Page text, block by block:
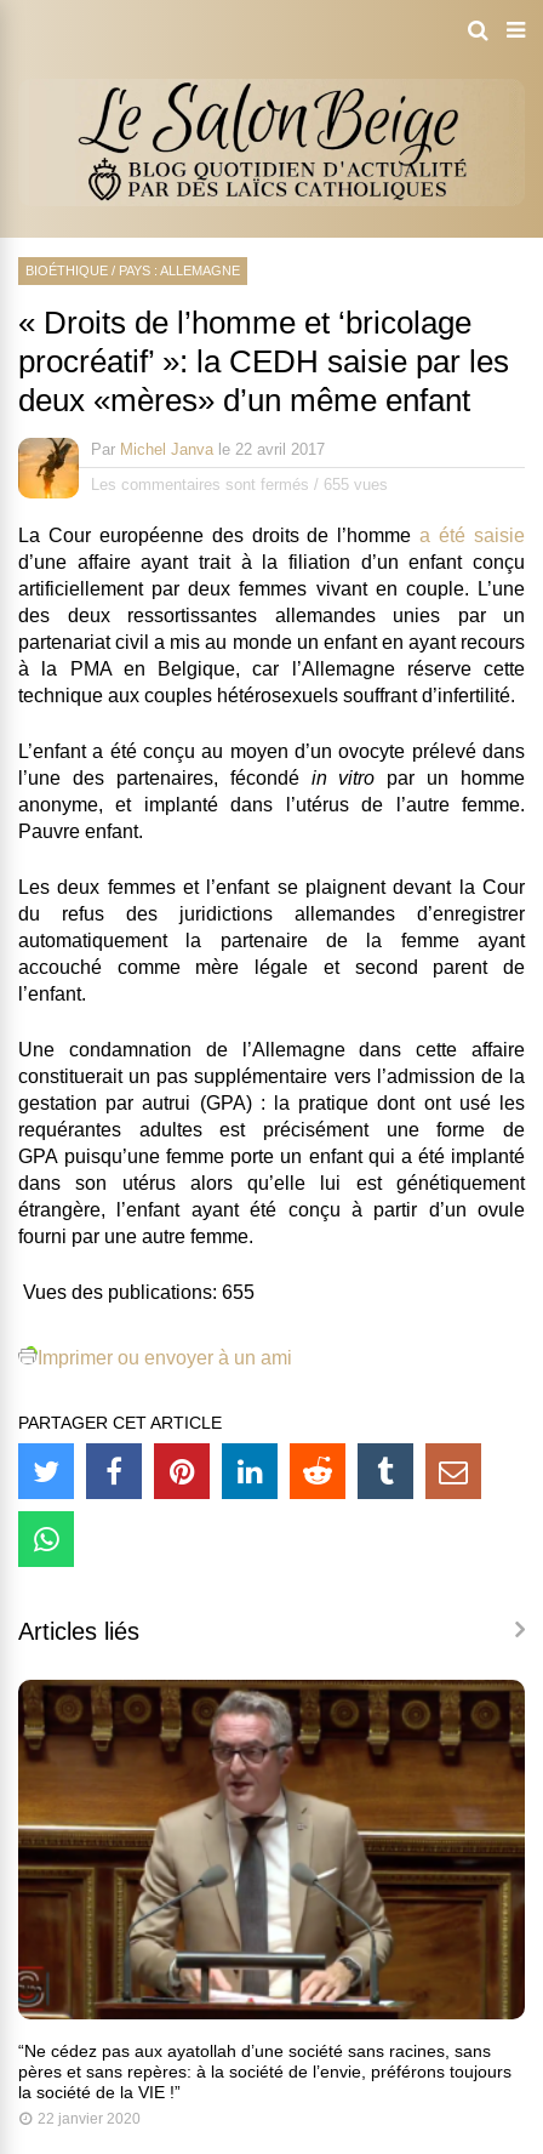
BIOÉTHIQUE / PAYS : ALLEMAGNE
« Droits de l’homme et ‘bricolage
procréatif’ »: la CEDH saisie par les
deux «mères» d’un même enfant
Par Michel Janva le 22 avril 2017
Les commentaires sont fermés / 655 vues
La Cour européenne des droits de l’hommea été saisie
d’une affaire ayant trait à la filiation d’un enfant conçu
artificiellement par deux femmes vivant en couple. L’une
des deux ressortissantes allemandes unies par un
partenariat civil a mis au monde un enfanten ayant recours
à la PMA en Belgique, car l’Allemagne réserve cette
technique aux couples hétérosexuels souffrant d’infertilité.
L’enfant a été conçu au moyen d’un ovocyte prélevé dans
l’une des partenaires, fécondé in vitro par un
homme
anonyme, et implanté dans l’utérus de l’autre femme.
Pauvre enfant.
Les deux femmes et l’enfant se plaignent devant la Cour
du refus des juridictions allemandes d’enregistrer
automatiquement la partenaire de la femme ayant
accouché comme mère légale et second parent de
l’enfant.
Une condamnation de l’Allemagne dans cette affaire
constituerait un pas supplémentaire vers l’admission de la
gestation par autrui (GPA) : la pratique dont ont usé les
requérantes adultes est précisément une forme de
GPA puisqu’une femme porte un enfant qui a été implanté
dans son utérus alors qu’elle lui est génétiquement
étrangère, l’enfant ayant été conçu à partir d’un ovule
fourni par une autre femme.
Vues des publications: 655
Imprimer ou envoyer à un ami
PARTAGER CET ARTICLE
Articles liés
“Ne cédez pas aux ayatollah d’une société sans racines, sans
pères et sans repères: à la société de l’envie, préférons toujours
la société de la VIE !”
22 janvier 2020